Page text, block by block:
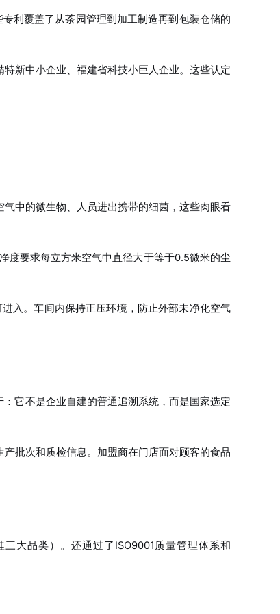
利覆盖了从茶园管理到加工制造再到包装仓储的
新中小企业、福建省科技小巨人企业。这些认定
中的微生物、人员进出携带的细菌，这些肉眼看
度要求每立方米空气中直径大于等于0.5微米的尘
入。车间内保持正压环境，防止外部未净化空气
它不是企业自建的普通追溯系统，而是国家选定
批次和质检信息。加盟商在门店面对顾客的食品
大品类）。还通过了ISO9001质量管理体系和